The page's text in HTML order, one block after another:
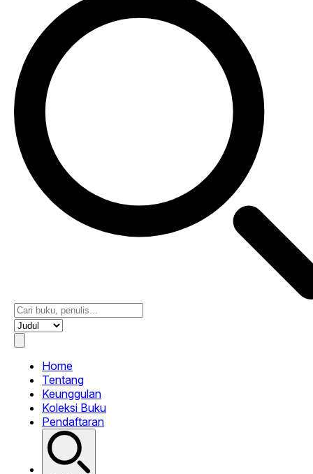
Home
Tentang
Keunggulan
Koleksi Buku
Pendaftaran